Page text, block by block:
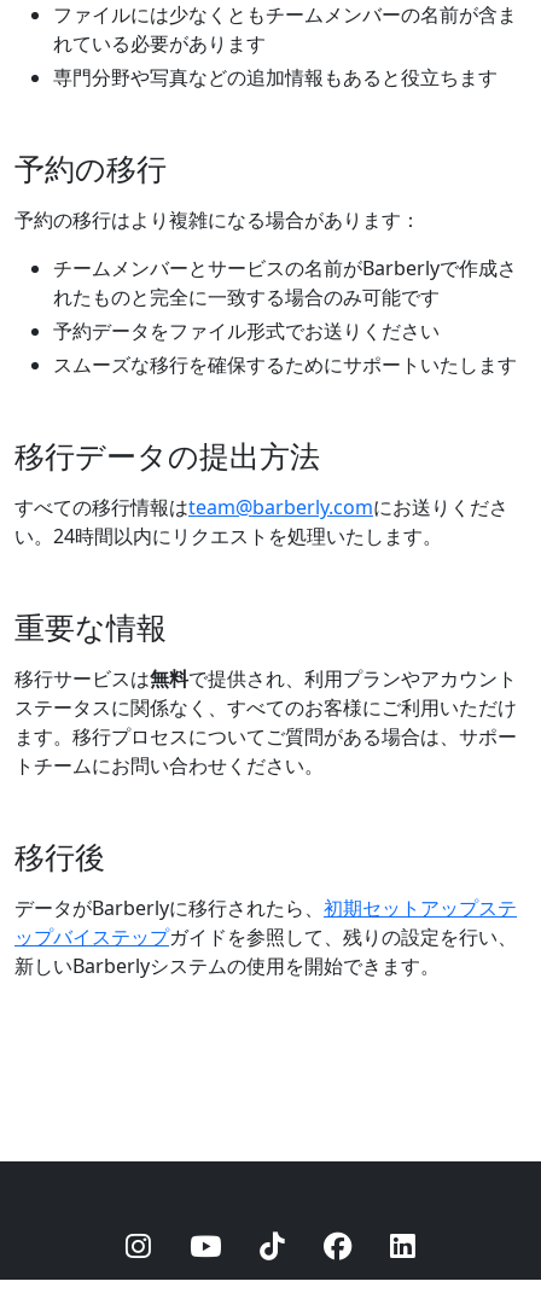
ファイルには少なくともチームメンバーの名前が含ま
れている必要があります
専門分野や写真などの追加情報もあると役立ちます
予約の移行
予約の移行はより複雑になる場合があります：
チームメンバーとサービスの名前がBarberlyで作成さ
れたものと完全に一致する場合のみ可能です
予約データをファイル形式でお送りください
スムーズな移行を確保するためにサポートいたします
移行データの提出方法
すべての移行情報はteam@barberly.comにお送りくださ
い。24時間以内にリクエストを処理いたします。
重要な情報
移行サービスは無料で提供され、利用プランやアカウント
ステータスに関係なく、すべてのお客様にご利用いただけ
ます。移行プロセスについてご質問がある場合は、サポー
トチームにお問い合わせください。
移行後
データがBarberlyに移行されたら、 初期セットアップステ
ップバイステップガイドを参照して、残りの設定を行い、
新しいBarberlyシステムの使用を開始できます。